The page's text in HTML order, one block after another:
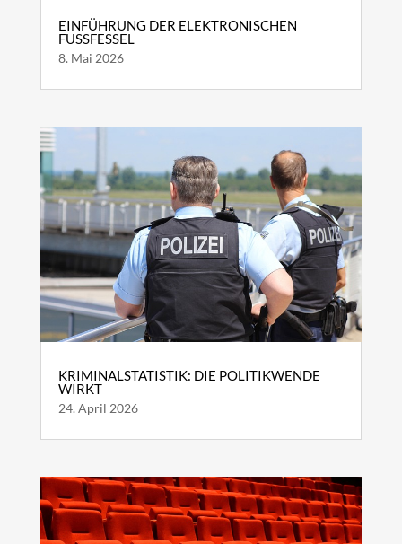
EINFÜHRUNG DER ELEKTRONISCHEN
FUSSFESSEL
8. Mai 2026
KRIMINALSTATISTIK: DIE POLITIKWENDE
WIRKT
24. April 2026